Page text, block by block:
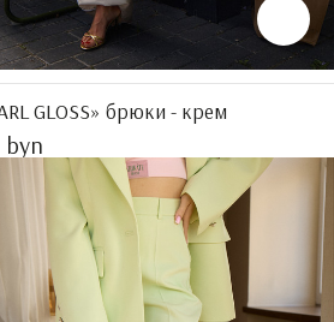
GLOSS» брюки - крем
byn